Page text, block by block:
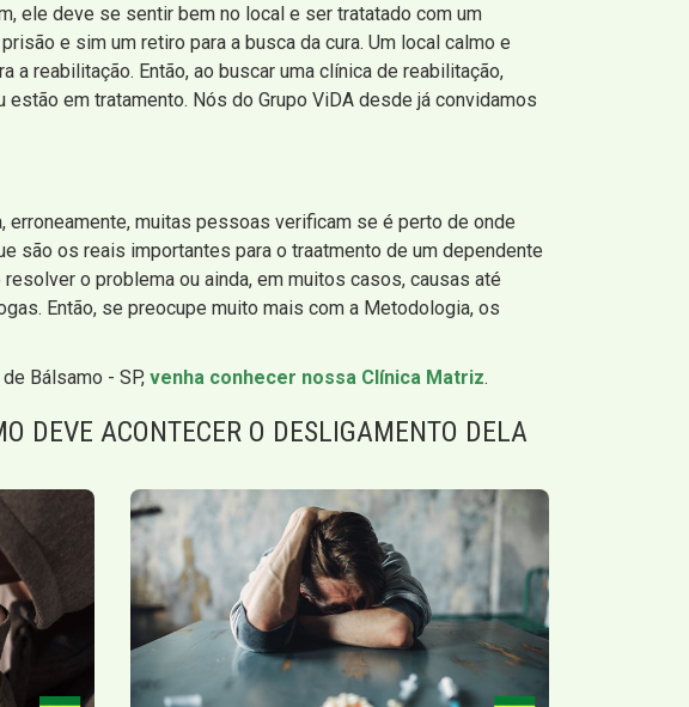
ele deve se sentir bem no local e ser tratatado com um
e sim um retiro para a busca da cura. Um local calmo e
a reabilitação. Então, ao buscar uma clínica de reabilitação,
em tratamento. Nós do Grupo ViDA desde já convidamos
muitas pessoas verificam se é perto de onde
são os reais importantes para o traatmento de um dependente
o problema ou ainda, em muitos casos, causas até
Então, se preocupe muito mais com a Metodologia, os
Bálsamo - SP, venha conhecer nossa Clínica Matriz.
DEVE ACONTECER O DESLIGAMENTO DELA